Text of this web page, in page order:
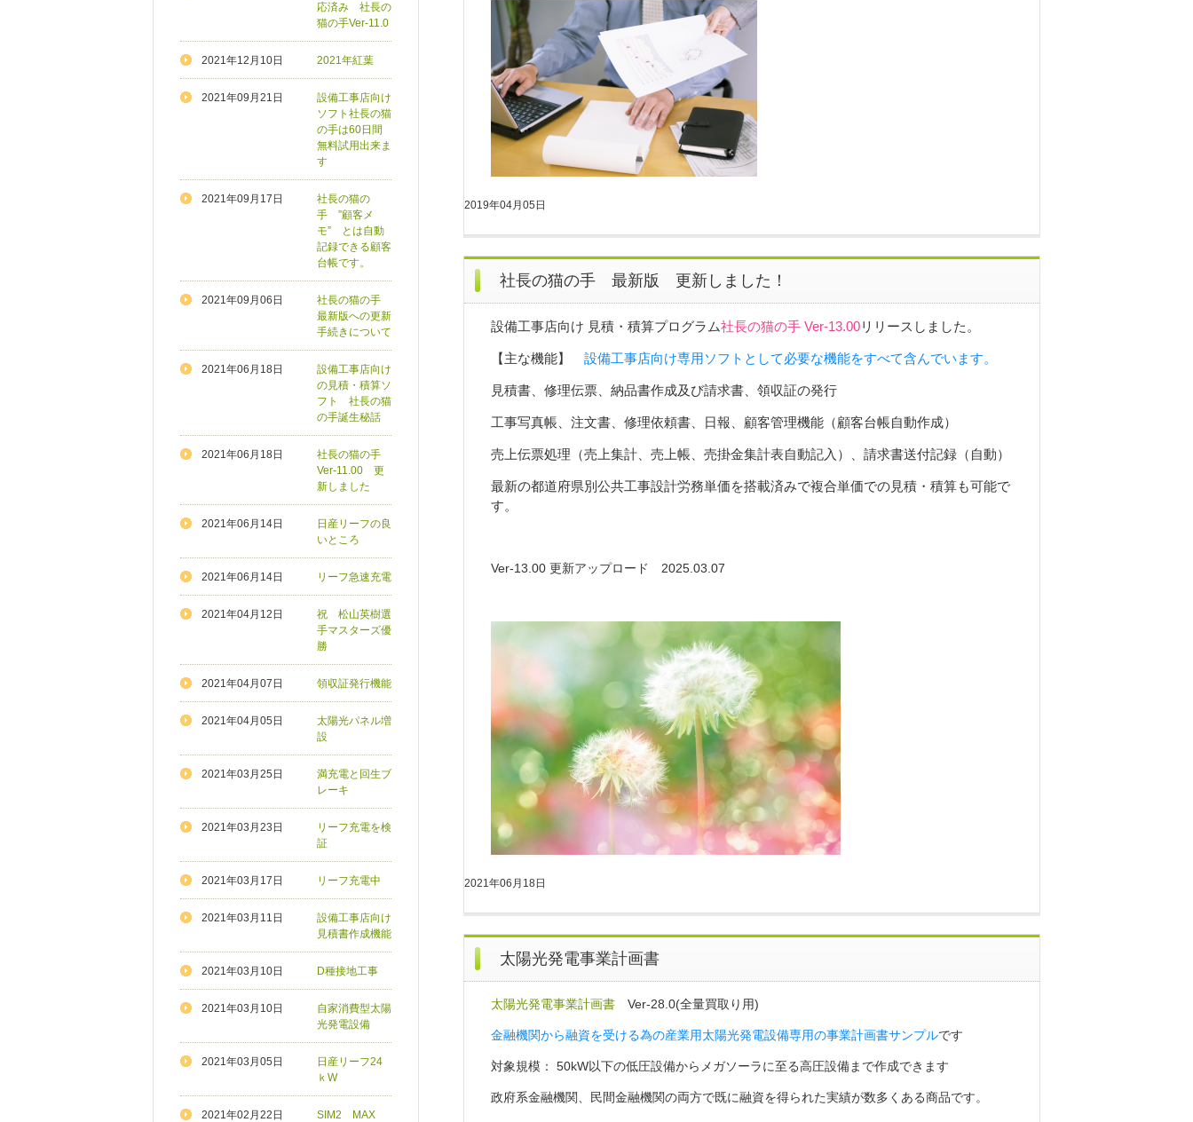
2019年04月05日
社長の猫の手 最新版 更新しました！
設備工事店向け 見積・積算プログラム社長の猫の手 Ver-13.00リリースしました。
【主な機能】 設備工事店向け専用ソフトとして必要な機能をすべて含んでいます。
見積書、修理伝票、納品書作成及び請求書、領収証の発行
工事写真帳、注文書、修理依頼書、日報、顧客管理機能（顧客台帳自動作成）
売上伝票処理（売上集計、売上帳、売掛金集計表自動記入）、請求書送付記録（自動）
最新の都道府県別公共工事設計労務単価を搭載済みで複合単価での見積・積算も可能で
す。
Ver-13.00 更新アップロード 2025.03.07
2021年06月18日
太陽光発電事業計画書
太陽光発電事業計画書 Ver-28.0(全量買取り用)
金融機関から融資を受ける為の産業用太陽光発電設備専用の事業計画書サンプルです
対象規模： 50kW以下の低圧設備からメガソーラに至る高圧設備まで作成できます
政府系金融機関、民間金融機関の両方で既に融資を得られた実績が数多くある商品です。
応済み 社長の
猫の手Ver-11.0
2021年12月10日 2021年紅葉
2021年09月21日
設備工事店向け
ソフト社長の猫
の手は60日間
無料試用出来ま
す
2021年09月17日
社長の猫の
手 ”顧客メ
モ” とは自動
記録できる顧客
台帳です。
2021年09月06日
社長の猫の手
最新版への更新
手続きについて
2021年06月18日
設備工事店向け
の見積・積算ソ
フト 社長の猫
の手誕生秘話
2021年06月18日
社長の猫の手
Ver-11.00 更
新しました
2021年06月14日
日産リーフの良
いところ
2021年06月14日 リーフ急速充電
2021年04月12日
祝 松山英樹選
手マスターズ優
勝
2021年04月07日 領収証発行機能
2021年04月05日
太陽光パネル増
設
2021年03月25日
満充電と回生ブ
レーキ
2021年03月23日
リーフ充電を検
証
2021年03月17日 リーフ充電中
2021年03月11日
設備工事店向け
見積書作成機能
2021年03月10日 D種接地工事
2021年03月10日
自家消費型太陽
光発電設備
2021年03月05日
日産リーフ24
ｋW
2021年02月22日 SIM2 MAX